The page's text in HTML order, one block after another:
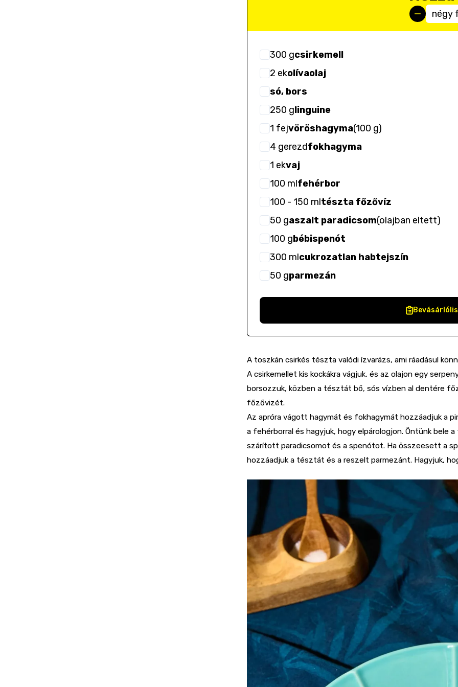
négy
300 gcsirkemell
2 ekolívaolaj
só, bors
250 glinguine
1 fejvöröshagyma(100 g)
4 gerezdfokhagyma
1 ekvaj
100 mlfehérbor
100 - 150 mltészta főzővíz
50 gaszalt paradicsom(olajban eltett)
100 gbébispenót
300 mlcukrozatlan habtejszín
50 gparmezán
A toszkán csirkés tészta valódi ízvarázs, ami ráadásul
A csirkemellet kis kockákra vágjuk, és az olajon egy
borsozzuk, közben a tésztát bő, sós vízben al dentére
főzővizét.
Az apróra vágott hagymát és fokhagymát hozzáadjuk a
a fehérborral és hagyjuk, hogy elpárologjon. Öntünk
szárított paradicsomot és a spenótot. Ha összeesett a
hozzáadjuk a tésztát és a reszelt parmezánt. Hagyjuk,